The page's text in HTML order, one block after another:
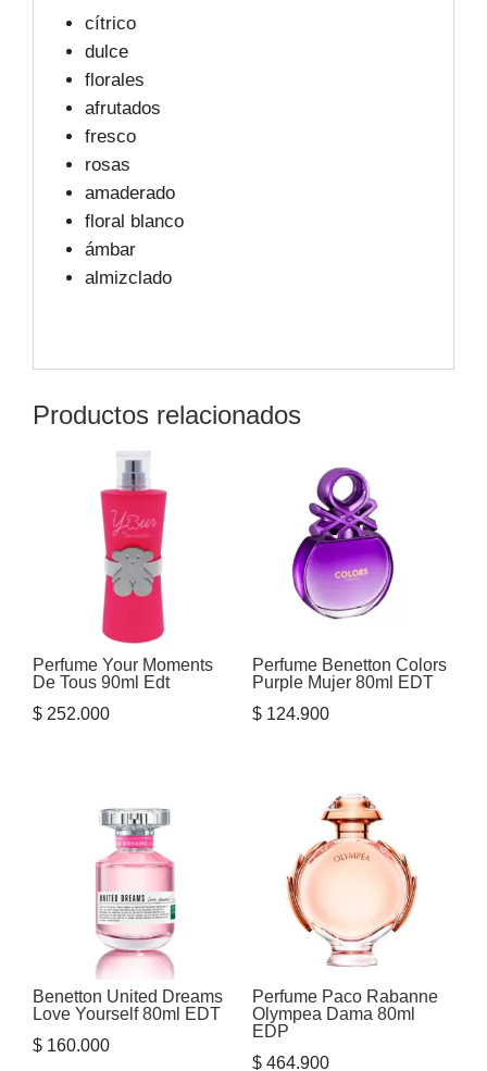
cítrico
dulce
florales
afrutados
fresco
rosas
amaderado
floral blanco
ámbar
almizclado
Productos relacionados
Perfume Your Moments
De Tous 90ml Edt
$ 252.000
Perfume Benetton Colors
Purple Mujer 80ml EDT
$124.900
Benetton United Dreams
Love Yourself 80ml EDT
$ 160.000
Perfume Paco Rabanne
Olympea Dama 80ml
EDP
$464.900